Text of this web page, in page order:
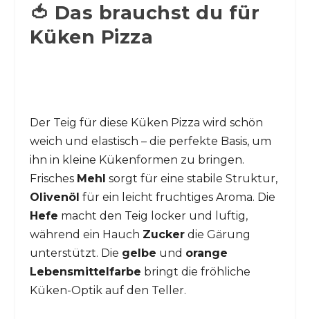
🍅 Das brauchst du für
Küken Pizza
Der Teig für diese Küken Pizza wird schön
weich und elastisch – die perfekte Basis, um
ihn in kleine Kükenformen zu bringen.
Frisches Mehl sorgt für eine stabile Struktur,
Olivenöl für ein leicht fruchtiges Aroma. Die
Hefe macht den Teig locker und luftig,
während ein Hauch Zuckerdie Gärung
unterstützt. Die gelbe und orange
Lebensmittelfarbe bringt die fröhliche
Küken-Optik auf den Teller.